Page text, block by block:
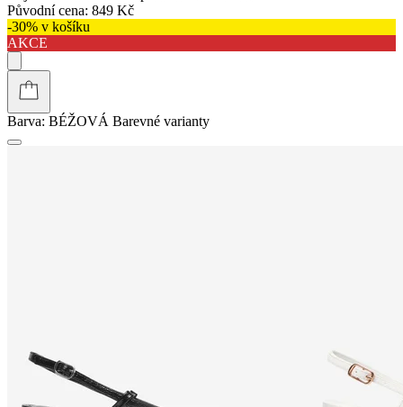
Původní cena: 849 Kč
-30% v košíku
AKCE
Barva: BÉŽOVÁ Barevné varianty